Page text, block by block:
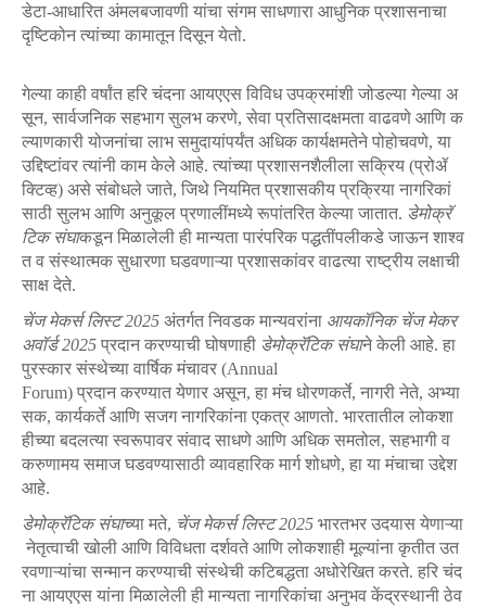
डेटा-आधारित अंमलबजावणी यांचा संगम साधणारा आधुनिक प्रशासनाचा
दृष्टिकोन त्यांच्या कामातून दिसून येतो.
गेल्या काही वर्षांत हरि चंदना आयएएस विविध उपक्रमांशी जोडल्या गेल्या अ
सून, सार्वजनिक सहभाग सुलभ करणे, सेवा प्रतिसादक्षमता वाढवणे आणि क
ल्याणकारी योजनांचा लाभ समुदायांपर्यंत अधिक कार्यक्षमतेने पोहोचवणे, या
उद्दिष्टांवर त्यांनी काम केले आहे. त्यांच्या प्रशासनशैलीला सक्रिय (प्रोॲ
क्टिव्ह) असे संबोधले जाते, जिथे नियमित प्रशासकीय प्रक्रिया नागरिकां
साठी सुलभ आणि अनुकूल प्रणालींमध्ये रूपांतरित केल्या जातात. डेमोक्रॅ
टिक संघाकडून मिळालेली ही मान्यता पारंपरिक पद्धतींपलीकडे जाऊन शाश्व
त व संस्थात्मक सुधारणा घडवणाऱ्या प्रशासकांवर वाढत्या राष्ट्रीय लक्षाची
साक्ष देते.
चेंज मेकर्स लिस्ट2025 अंतर्गत निवडक मान्यवरांना आयकॉनिक चेंज मेकर
अवॉर्ड2025 प्रदान करण्याची घोषणाही डेमोक्रॅटिक संघाने केली आहे. हा
पुरस्कार संस्थेच्या वार्षिक मंचावर (Annual
Forum) प्रदान करण्यात येणार असून, हा मंच धोरणकर्ते, नागरी नेते, अभ्या
सक, कार्यकर्ते आणि सजग नागरिकांना एकत्र आणतो. भारतातील लोकशा
हीच्या बदलत्या स्वरूपावर संवाद साधणे आणि अधिक समतोल, सहभागी व
करुणामय समाज घडवण्यासाठी व्यावहारिक मार्ग शोधणे, हा या मंचाचा उद्देश
आहे.
डेमोक्रॅटिक संघाच्या मते, चेंज मेकर्स लिस्ट2025 भारतभर उदयास येणाऱ्या
नेतृत्वाची खोली आणि विविधता दर्शवते आणि लोकशाही मूल्यांना कृतीत उत
रवणाऱ्यांचा सन्मान करण्याची संस्थेची कटिबद्धता अधोरेखित करते. हरि चंद
ना आयएएस यांना मिळालेली ही मान्यता नागरिकांचा अनुभव केंद्रस्थानी ठेव